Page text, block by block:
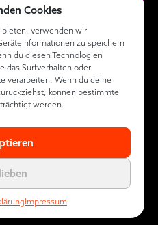
Cookies
bieten, verwenden wir
zu speichern
du diesen Technologien
das Surfverhalten oder
verarbeiten. Wenn du deine
können bestimmte
werden.
Impressum